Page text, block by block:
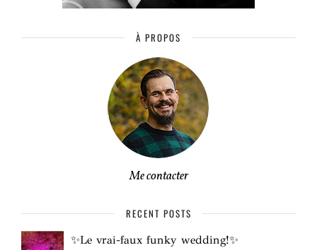
À PROPOS
Me contacter
RECENT POSTS
✨Le vrai-faux funky wedding!✨